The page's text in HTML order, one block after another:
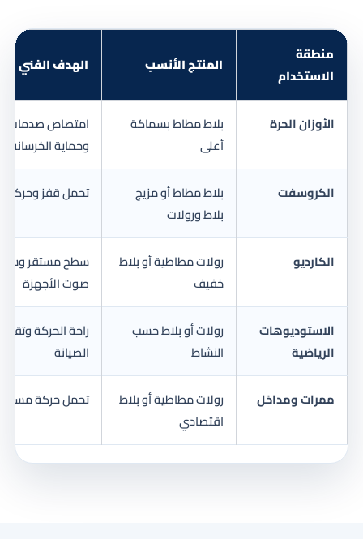
منطقة
الاستخدام
المنتج الأنسب الهدف الفني
الأوزان الحرة
بلاط مطاط بسماكة
أعلى
امتصاص صدمات
وحماية الخرسانة
الكروسفت
بلاط مطاط أو مزيج
بلاط ورولات
تحمل قفز وحركة
الكارديو
رولات مطاطية أو بلاط
خفيف
سطح مستقر
صوت الأجهزة
الاستوديوهات
الرياضية
رولات أو بلاط حسب
النشاط
راحة الحركة
الصيانة
ممرات ومداخل
رولات مطاطية أو بلاط
اقتصادي
تحمل حركة